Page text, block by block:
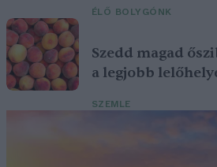
ÉLŐ BOLYGÓNK
Szedd magad
a legjobb
SZEMLE